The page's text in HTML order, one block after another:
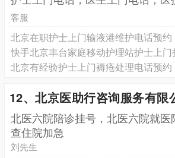
客服
12、北京医助行咨询服务有限
北医六院陪诊挂号，北医六院就
查住院加急
刘先生